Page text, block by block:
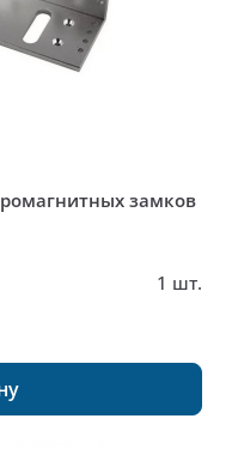
замков
1 шт.